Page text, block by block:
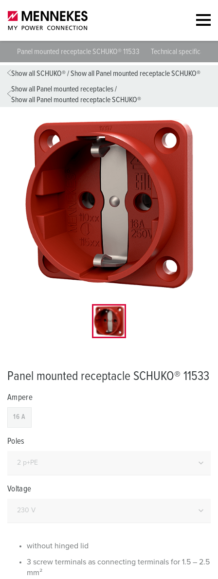
Panel mounted receptacle SCHUKO® 11533 Technical specifications
Show all SCHUKO®/Show all Panel mounted receptacle SCHUKO®
Show all Panel mounted receptacles/
Show all Panel mounted receptacle SCHUKO®
Panel mounted receptacle SCHUKO® 11533
Ampere
16 A
Poles
Voltage
without hinged lid
3 screw terminals as connecting terminals for 1.5 – 2.5
mm²